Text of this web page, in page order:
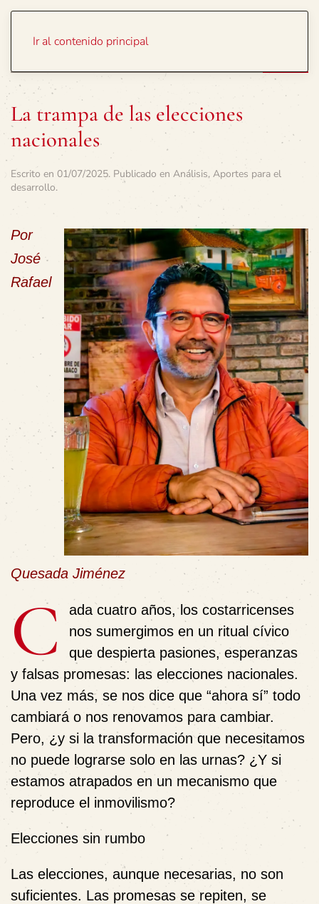
Ir al contenido principal
La trampa de las elecciones
nacionales
Escrito en 01/07/2025. Publicado en Análisis, Aportes para el
desarrollo.
Por
José
Rafael
Quesada Jiménez
C
ada cuatro años, los costarricenses
nos sumergimos en un ritual cívico
que despierta pasiones, esperanzas
y falsas promesas: las elecciones nacionales.
Una vez más, se nos dice que “ahora sí” todo
cambiará o nos renovamos para cambiar.
Pero, ¿y si la transformación que necesitamos
no puede lograrse solo en las urnas? ¿Y si
estamos atrapados en un mecanismo que
reproduce el inmovilismo?
Elecciones sin rumbo
Las elecciones, aunque necesarias, no son
suficientes. Las promesas se repiten, se